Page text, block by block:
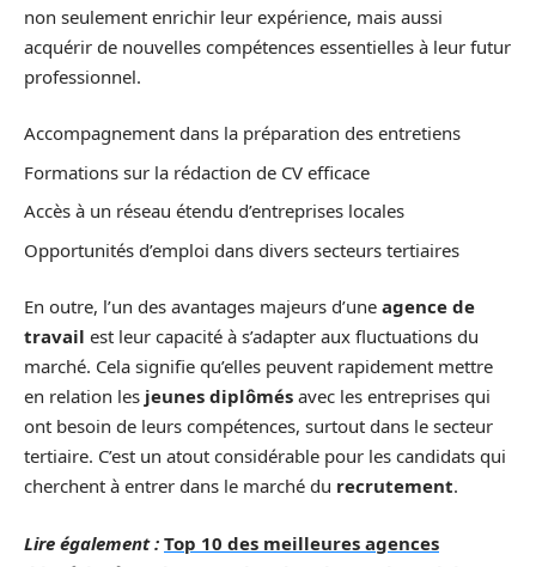
non seulement enrichir leur expérience, mais aussi
acquérir de nouvelles compétences essentielles à leur futur
professionnel.
Accompagnement dans la préparation des entretiens
Formations sur la rédaction de CV efficace
Accès à un réseau étendu d’entreprises locales
Opportunités d’emploi dans divers secteurs tertiaires
En outre, l’un des avantages majeurs d’une agence de
travail est leur capacité à s’adapter aux fluctuations du
marché. Cela signifie qu’elles peuvent rapidement mettre
en relation les jeunes diplômés avec les entreprises qui
ont besoin de leurs compétences, surtout dans le secteur
tertiaire. C’est un atout considérable pour les candidats qui
cherchent à entrer dans le marché du recrutement.
Lire également : Top 10 des meilleures agences